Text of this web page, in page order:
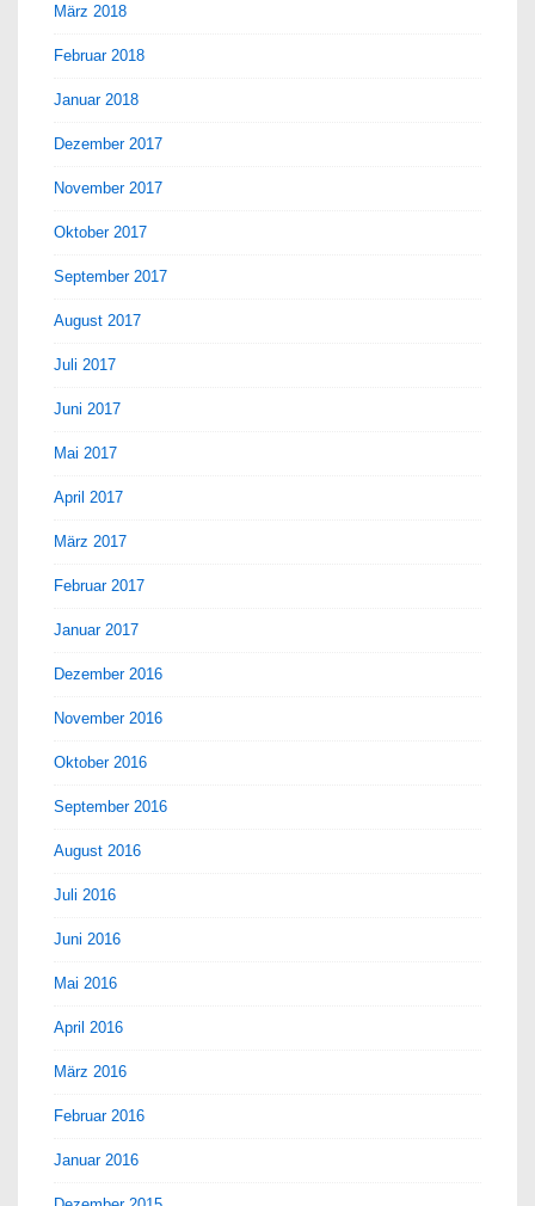
März 2018
Februar 2018
Januar 2018
Dezember 2017
November 2017
Oktober 2017
September 2017
August 2017
Juli 2017
Juni 2017
Mai 2017
April 2017
März 2017
Februar 2017
Januar 2017
Dezember 2016
November 2016
Oktober 2016
September 2016
August 2016
Juli 2016
Juni 2016
Mai 2016
April 2016
März 2016
Februar 2016
Januar 2016